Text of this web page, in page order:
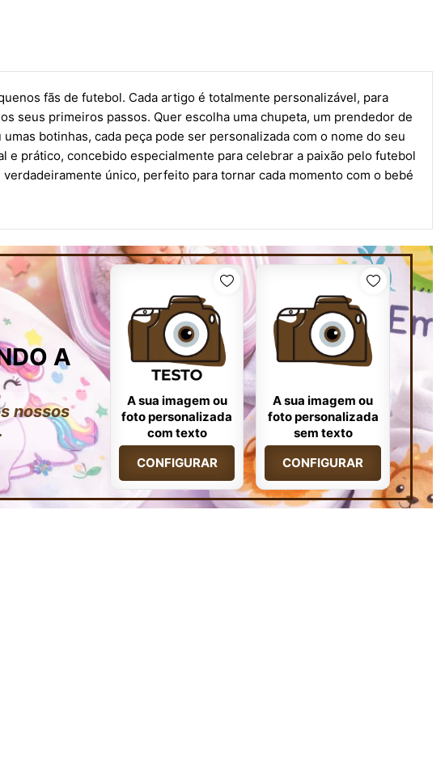
fãs de futebol. Cada artigo é totalmente personalizável, para
seus primeiros passos. Quer escolha uma chupeta, um prendedor de
botinhas, cada peça pode ser personalizada com o nome do seu
prático, concebido especialmente para celebrar a paixão pelo futebol
único, perfeito para tornar cada momento com o bebé
A
nossos
A sua imagem ou
foto personalizada
com texto
CONFIGURAR
A sua imagem ou
foto personalizada
sem texto
CONFIGURAR